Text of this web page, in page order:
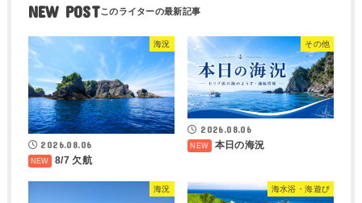
NEW POST
海況
2026.08.06
8/7 欠航
その他
2026.08.06
本日の海況
海況 海水浴・海遊び